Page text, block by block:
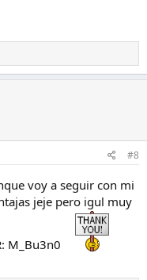
#8
voy a seguir con mi
jeje pero igul muy
M_Bu3n0